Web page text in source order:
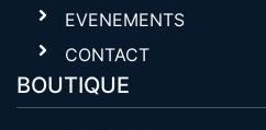
EVENEMENTS
CONTACT
BOUTIQUE